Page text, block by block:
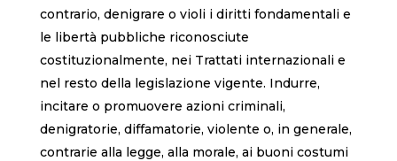
contrario, denigrare o violi i diritti fondamentali e
le libertà pubbliche riconosciute
costituzionalmente, nei Trattati internazionali e
nel resto della legislazione vigente. Indurre,
incitare o promuovere azioni criminali,
denigratorie, diffamatorie, violente o, in generale,
contrarie alla legge, alla morale, ai buoni costumi